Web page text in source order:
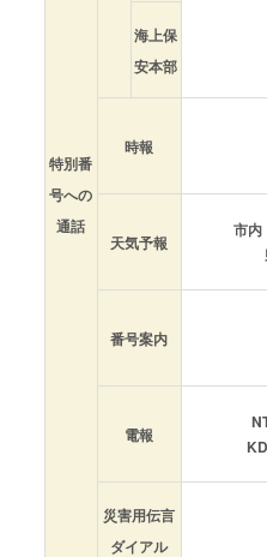
特別番
号への
通話
海上保
安本部
時報
天気予報
市内
番号案内
電報
災害用伝言
ダイアル